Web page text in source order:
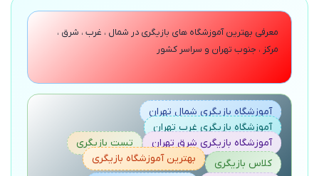
معرفی بهترین آموزشگاه های بازیگری در شمال ، غرب ، شرق ،
مرکز ، جنوب تهران و سراسر کشور
آموزشگاه بازیگری شمال تهران
آموزشگاه بازیگری غرب تهران
آموزشگاه بازیگری شرق تهران
تست بازیگری
کلاس بازیگری
بهترین آموزشگاه بازیگری